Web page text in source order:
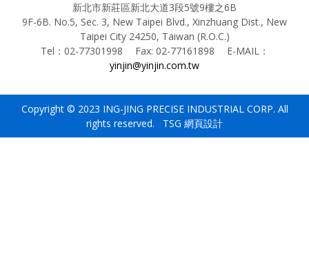
新北市新莊區新北大道3段5號9樓之6B
9F-6B. No.5, Sec. 3, New Taipei Blvd., Xinzhuang Dist., New
Taipei City 24250, Taiwan (R.O.C.)
Tel： 02-77301998 Fax: 02-77161898 E-MAIL：
yinjin@yinjin.com.tw
Copyright © 2023 ING-JING PRECISE INDUSTRIAL CORP. All
rights reserved. TSG 網頁設計